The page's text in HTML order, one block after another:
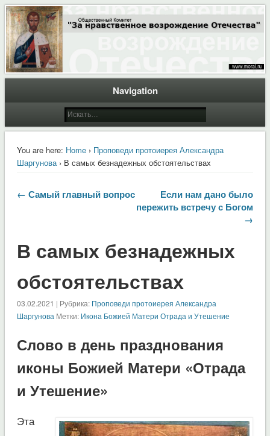
Moral.Ru
Общественный Комитет "За нравственное возрождение Отечества"
Navigation
You are here: Home› Проповеди протоиерея Александра
Шаргунова› В самых безнадежных обстоятельствах
← Самый главный вопрос
Если нам дано было
пережить встречу с Богом
→
В самых безнадежных
обстоятельствах
03.02.2021 | Рубрика: Проповеди протоиерея Александра
Шаргунова Метки: Икона Божией Матери Отрада и Утешение
Слово в день празднования
иконы Божией Матери «Отрада
и Утешение»
Эта